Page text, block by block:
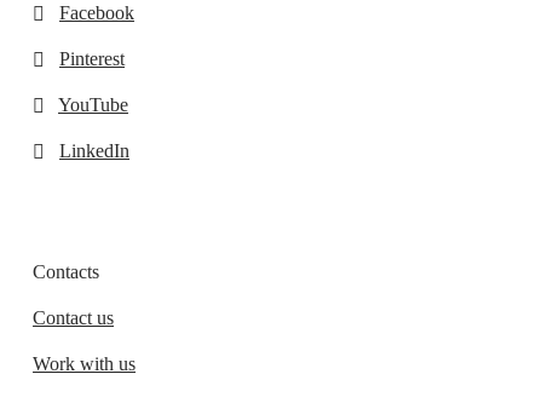
Facebook
Pinterest
YouTube
LinkedIn
Contacts
Contact us
Work with us